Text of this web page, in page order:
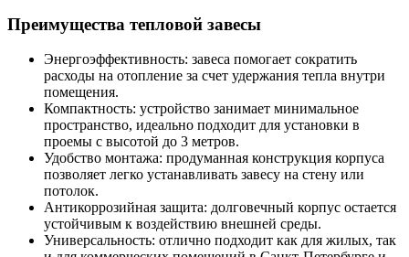
Преимущества тепловой завесы
Энергоэффективность: завеса помогает сократить
расходы на отопление за счет удержания тепла внутри
помещения.
Компактность: устройство занимает минимальное
пространство, идеально подходит для установки в
проемы с высотой до 3 метров.
Удобство монтажа: продуманная конструкция корпуса
позволяет легко устанавливать завесу на стену или
потолок.
Антикоррозийная защита: долговечный корпус остается
устойчивым к воздействию внешней среды.
Универсальность: отлично подходит как для жилых, так